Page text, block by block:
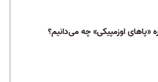
«پاهای اوزمپیکی» چه می‌دانیم؟